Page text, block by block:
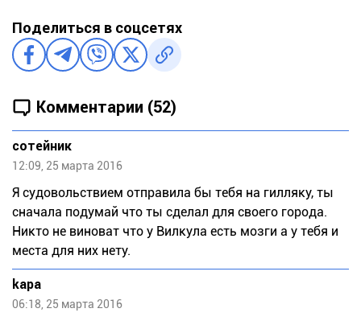
Поделиться в соцсетях
Комментарии (52)
сотейник
12:09, 25 марта 2016
Я судовольствием отправила бы тебя на гилляку, ты
сначала подумай что ты сделал для своего города.
Никто не виноват что у Вилкула есть мозги а у тебя и
места для них нету.
kapa
06:18, 25 марта 2016